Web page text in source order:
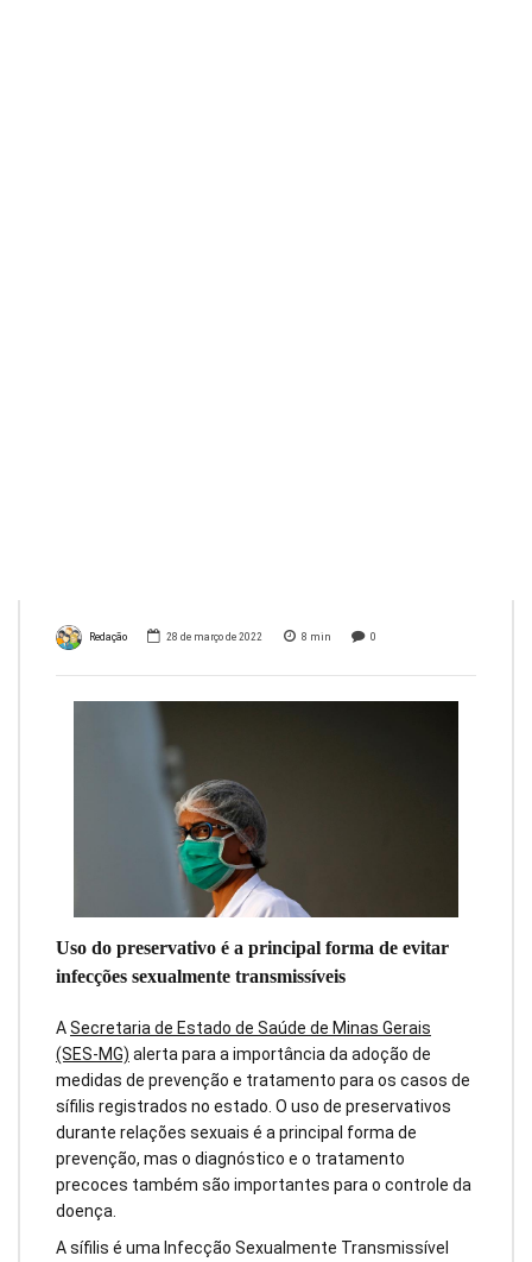
Redação 28 de março de 2022 8 min 0
Uso do preservativo é a principal forma de evitar
infecções sexualmente transmissíveis
ASecretaria de Estado de Saúde de Minas Gerais
(SES-MG) alerta para a importância da adoção de
medidas de prevenção e tratamento para os casos de
sífilis registrados no estado. O uso de preservativos
durante relações sexuais é a principal forma de
prevenção, mas o diagnóstico e o tratamento
precoces também são importantes para o controle da
doença.
A sífilis é uma Infecção Sexualmente Transmissível